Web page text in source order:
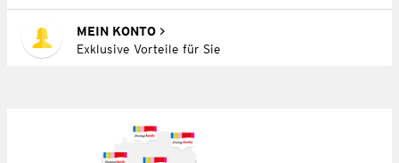
MEIN KONTO
Exklusive Vorteile für Sie